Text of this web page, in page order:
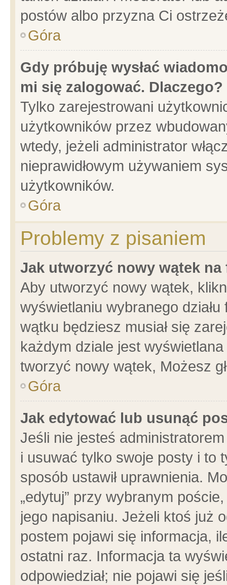
postów albo przyzna Ci
Góra
Gdy próbuję wysłać
mi się zalogować. Dlaczego?
Tylko zarejestrowani
użytkowników przez
wtedy, jeżeli administrator
nieprawidłowym używaniem
użytkowników.
Góra
Problemy z pisaniem
Jak utworzyć nowy wątek na
Aby utworzyć nowy wątek,
wyświetlaniu wybranego
wątku będziesz musiał się
każdym dziale jest
tworzyć nowy wątek, Możesz
Góra
Jak edytować lub usunąć
Jeśli nie jesteś
i usuwać tylko swoje posty i to
sposób ustawił uprawnienia.
„edytuj” przy wybranym
jego napisaniu. Jeżeli ktoś już
postem pojawi się informacja,
ostatni raz. Informacja ta
odpowiedział; nie pojawi się